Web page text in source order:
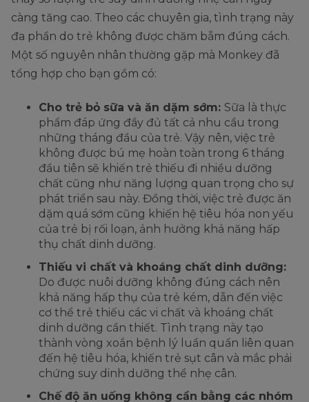
càng tăng cao. Theo các chuyên gia, tình trạng này
đa phần do trẻ không được chăm bẵm đúng cách.
Một số nguyên nhân thường gặp mà Monkey đã
tổng hợp cho bạn gồm có:
Cho trẻ bỏ sữa và ăn dặm sớm: Sữa là thực
phẩm đáp ứng đầy đủ tất cả nhu cầu trong
những tháng đầu của trẻ. Vậy nên, việc trẻ
không được bú mẹ hoàn toàn trong 6 tháng
đầu tiên sẽ khiến trẻ thiếu đi nhiều dưỡng
chất cũng như năng lượng quan trọng cho sự
phát triển sau này. Đồng thời, việc trẻ được ăn
dặm quá sớm cũng khiến hệ tiêu hóa non yếu
của trẻ bị rối loạn, ảnh hưởng khả năng hấp
thụ chất dinh dưỡng.
Thiếu vi chất và khoáng chất dinh dưỡng:
Do được nuôi dưỡng không đúng cách nên
khả năng hấp thụ của trẻ kém, dẫn đến việc
cơ thể trẻ thiếu các vi chất và khoáng chất
dinh dưỡng cần thiết. Tình trạng này tạo
thành vòng xoắn bệnh lý luẩn quẩn liên quan
đến hệ tiêu hóa, khiến trẻ sụt cân và mắc phải
chứng suy dinh dưỡng thể nhẹ cân.
Chế độ ăn uống không cần bằng các nhóm